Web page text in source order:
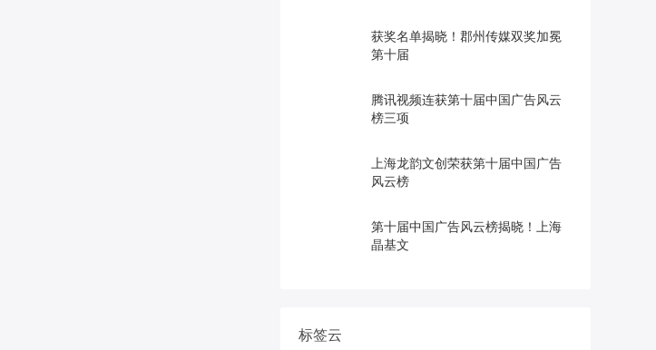
获奖名单揭晓！郡州传媒双奖加冕
第十届
腾讯视频连获第十届中国广告风云
榜三项
上海龙韵文创荣获第十届中国广告
风云榜
第十届中国广告风云榜揭晓！上海
晶基文
标签云